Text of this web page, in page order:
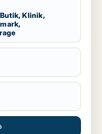
Klinik,